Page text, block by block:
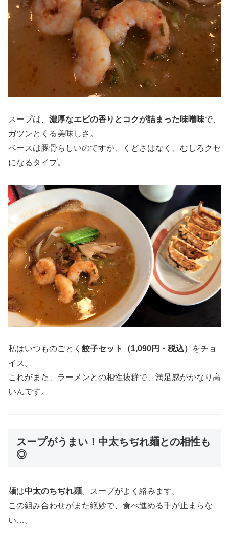
スープは、 濃厚なエビの香りとコクが詰まった味噌味で、
ガツンとくる美味しさ。
ベースは豚骨らしいのですが、くどさはなく、むしろクセ
になるタイプ。
私はいつものごとく 餃子セット（1,090円・税込）
をチョ
イス。
これがまた、ラーメンとの相性抜群で、満足感がかなり高
いんです。
スープがうまい！中太ちぢれ麺との相性も
◎
麺は中太のちぢれ麺。スープがよく絡みます。
この組み合わせがまた絶妙で、食べ進める手が止まらな
い…。